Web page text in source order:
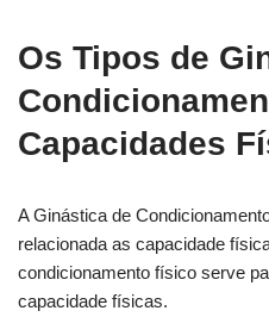
Os Tipos de
Capacidades
A Ginástica de
relacionada as capacidade
condicionamento físico serve
capacidade físicas.